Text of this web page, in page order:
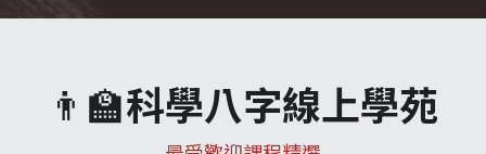
👨‍🏫科學八字線上學苑